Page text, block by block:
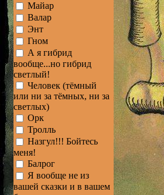
Майар
Валар
Энт
Гном
А я гибрид
вообще...но гибрид
светлый!
Человек (тёмный
или ни за тёмных, ни за
светлых)
Орк
Тролль
Назгул!!! Бойтесь
меня!
Балрог
Я вообще не из
вашей сказки и в вашем